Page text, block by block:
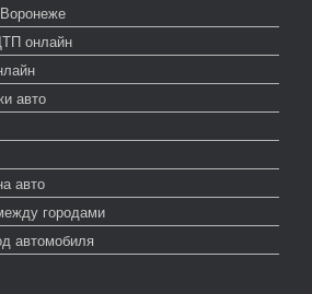
онлайн
авто
авто
городами
автомобиля